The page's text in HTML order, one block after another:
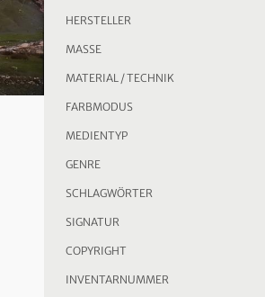
HERSTELLER
MASSE
MATERIAL / TECHNIK
FARBMODUS
MEDIENTYP
GENRE
SCHLAGWÖRTER
SIGNATUR
COPYRIGHT
INVENTARNUMMER